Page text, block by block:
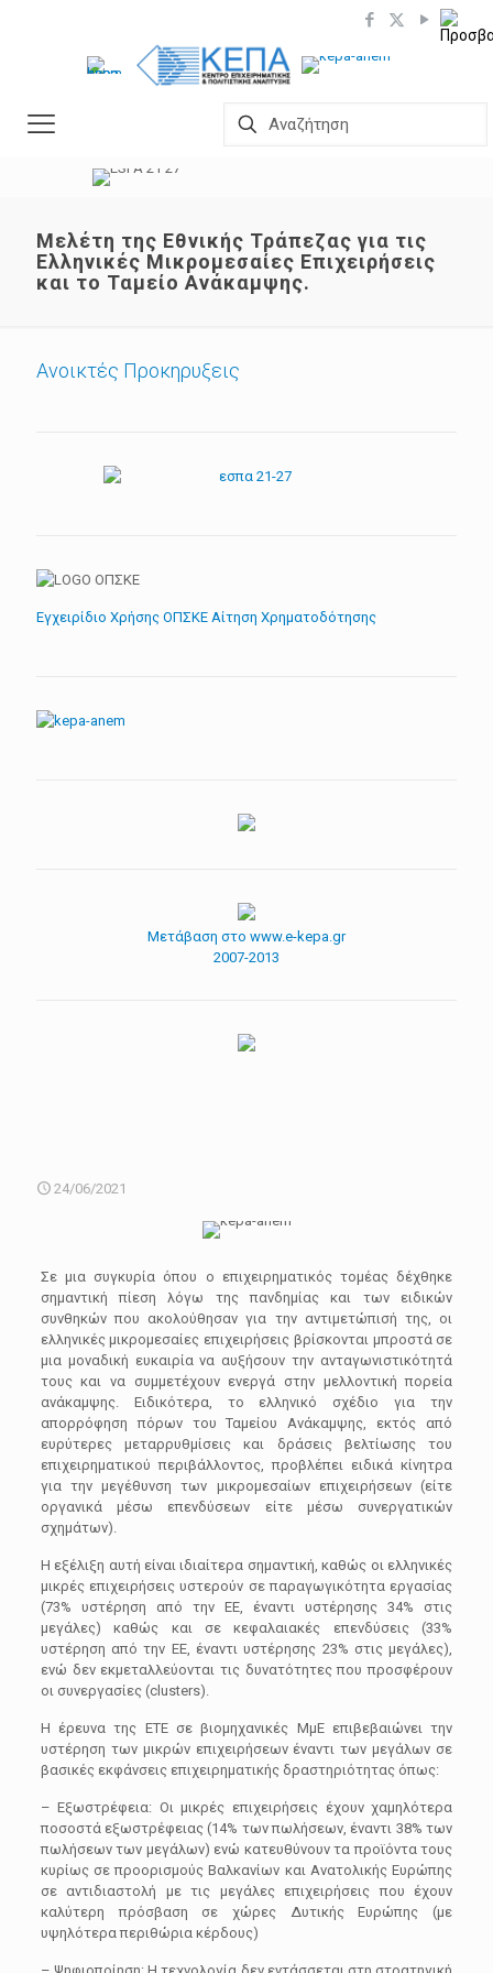
Μελέτη της Εθνικής Τράπεζας για τις
Ελληνικές Μικρομεσαίες Επιχειρήσεις
και το Ταμείο Ανάκαμψης.
24/06/2021
Σε μια συγκυρία όπου ο επιχειρηματικός τομέας δέχθηκε
σημαντική πίεση λόγω της πανδημίας και των ειδικών
συνθηκών που ακολούθησαν για την αντιμετώπισή της, οι
ελληνικές μικρομεσαίες επιχειρήσεις βρίσκονται μπροστά σε
μια μοναδική ευκαιρία να αυξήσουν την ανταγωνιστικότητά
τους και να συμμετέχουν ενεργά στην μελλοντική πορεία
ανάκαμψης. Ειδικότερα, το ελληνικό σχέδιο για την
απορρόφηση πόρων του Ταμείου Ανάκαμψης, εκτός από
ευρύτερες μεταρρυθμίσεις και δράσεις βελτίωσης του
επιχειρηματικού περιβάλλοντος, προβλέπει ειδικά κίνητρα
για την μεγέθυνση των μικρομεσαίων επιχειρήσεων (είτε
οργανικά μέσω επενδύσεων είτε μέσω συνεργατικών
σχημάτων).
Η εξέλιξη αυτή είναι ιδιαίτερα σημαντική, καθώς οι ελληνικές
μικρές επιχειρήσεις υστερούν σε παραγωγικότητα εργασίας
(73% υστέρηση από την ΕΕ, έναντι υστέρησης 34% στις
μεγάλες) καθώς και σε κεφαλαιακές επενδύσεις (33%
υστέρηση από την ΕΕ, έναντι υστέρησης 23% στις μεγάλες),
ενώ δεν εκμεταλλεύονται τις δυνατότητες που προσφέρουν
οι συνεργασίες (clusters).
Η έρευνα της ΕΤΕ σε βιομηχανικές ΜμΕ επιβεβαιώνει την
υστέρηση των μικρών επιχειρήσεων έναντι των μεγάλων σε
βασικές εκφάνσεις επιχειρηματικής δραστηριότητας όπως:
– Εξωστρέφεια: Οι μικρές επιχειρήσεις έχουν χαμηλότερα
ποσοστά εξωστρέφειας (14% των πωλήσεων, έναντι 38% των
πωλήσεων των μεγάλων) ενώ κατευθύνουν τα προϊόντα τους
κυρίως σε προορισμούς Βαλκανίων και Ανατολικής Ευρώπης
σε αντιδιαστολή με τις μεγάλες επιχειρήσεις που έχουν
καλύτερη πρόσβαση σε χώρες Δυτικής Ευρώπης (με
υψηλότερα περιθώρια κέρδους)
Ανοικτές Προκηρυξεις
Εγχειρίδιο Χρήσης ΟΠΣΚΕ Αίτηση Χρηματοδότησης
Μετάβαση στο www.e-kepa.gr
2007-2013